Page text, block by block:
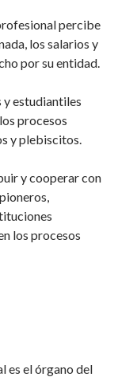
percibe
los salarios y
por su entidad.
y estudiantiles
procesos
y plebiscitos.
y cooperar con
los procesos
es el órgano del